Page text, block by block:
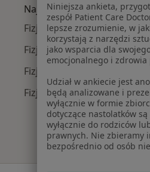
Najpopularniejsze
Fizjoterapeuci z Saltus w
Fizjoterapeuci z Compensa
Fizjoterapeuci z TU Zdrowie
Fizjoterapeuci z NFZ w
Niniejsza ankieta,
zespół Patient Care
lepsze zrozumienie, w
korzystają z narzędzi
jako wsparcia dla
emocjonalnego i zdrowia
Udział w ankiecie jest
będą analizowane i
wyłącznie w formie
dotyczące nastolatków
wyłącznie do rodziców
prawnych. Nie zbieramy
bezpośrednio od osób